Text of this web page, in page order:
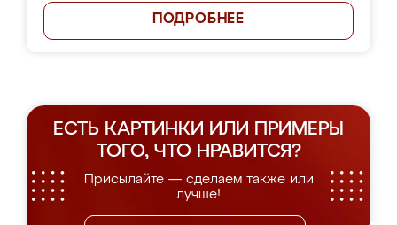
ПОДРОБНЕЕ
ЕСТЬ КАРТИНКИ ИЛИ ПРИМЕРЫ
ТОГО, ЧТО НРАВИТСЯ?
Присылайте — сделаем также или
лучше!